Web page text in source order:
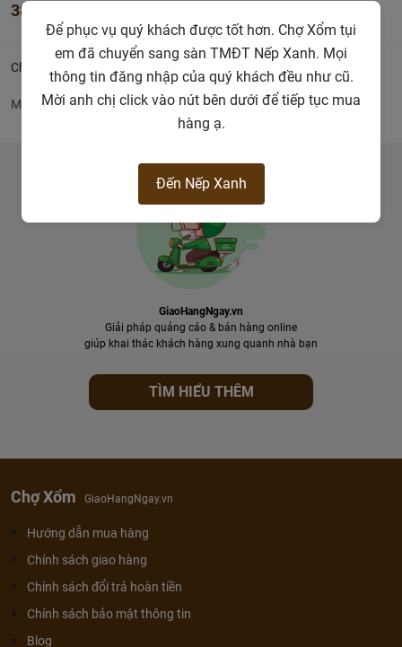
38.000đ
Chi tiết
Mộc Nhĩ
GiaoHangNgay.vn
Giải pháp quảng cáo & bán hàng online
giúp khai thác khách hàng xung quanh nhà bạn
TÌM HIỂU THÊM
Chợ Xổm GiaoHangNgay.vn
Hướng dẫn mua hàng
Chính sách giao hàng
Chính sách đổi trả hoàn tiền
Chính sách bảo mật thông tin
Blog
Để phục vụ quý khách được tốt hơn. Chợ Xổm tụi
em đã chuyển sang sàn TMĐT Nếp Xanh. Mọi
thông tin đăng nhập của quý khách đều như cũ.
Mời anh chị click vào nút bên dưới để tiếp tục mua
hàng ạ.
Đến Nếp Xanh